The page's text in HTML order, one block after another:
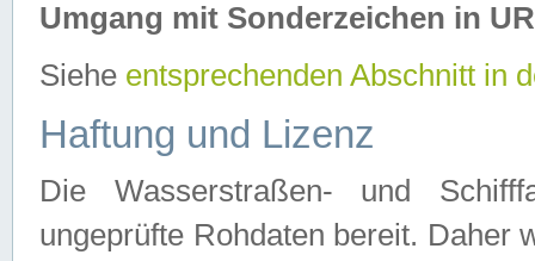
Umgang mit Sonderzeichen in
Siehe entsprechenden Abschnitt in
Haftung und Lizenz
Die Wasserstraßen- und
ungeprüfte Rohdaten bereit. Daher